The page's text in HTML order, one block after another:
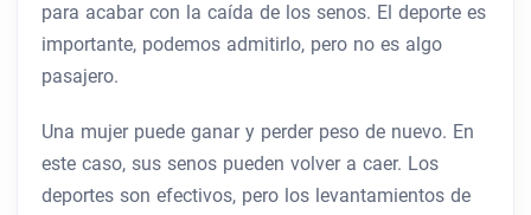
para acabar con la caída de los senos. El deporte es
importante, podemos admitirlo, pero no es algo
pasajero.
Una mujer puede ganar y perder peso de nuevo. En
este caso, sus senos pueden volver a caer. Los
deportes son efectivos, pero los levantamientos de